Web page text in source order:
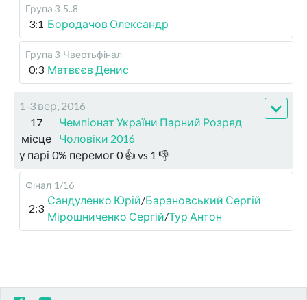
Група 3 5..8
3:1 Бородачов Олександр
Група 3 Чвертьфінал
0:3 Матвєєв Денис
1-3 вер, 2016
17
місце
Чемпіонат України Парний Розряд
Чоловіки 2016
у парі 0% перемог0👍 vs 1 👎
Фінал 1/16
2:3
Сандуленко Юрій/Барановський Сергій
Мірошниченко Сергій/Тур Антон